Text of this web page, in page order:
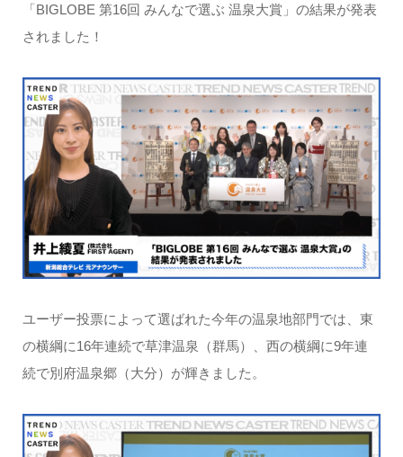
「BIGLOBE 第16回 みんなで選ぶ 温泉大賞」の結果が発表
されました！
ユーザー投票によって選ばれた今年の温泉地部門では、東
の横綱に16年連続で草津温泉（群馬）、西の横綱に9年連
続で別府温泉郷（大分）が輝きました。